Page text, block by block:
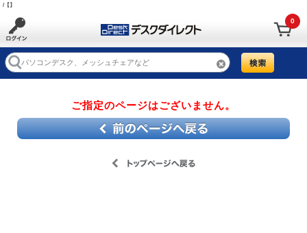
/【】
0
ご指定のページはございません。